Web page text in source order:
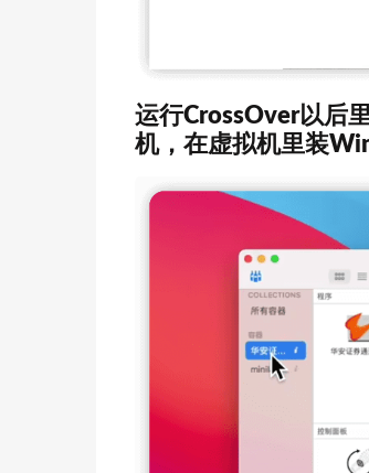
运行CrossOver以后
机，在虚拟机里装